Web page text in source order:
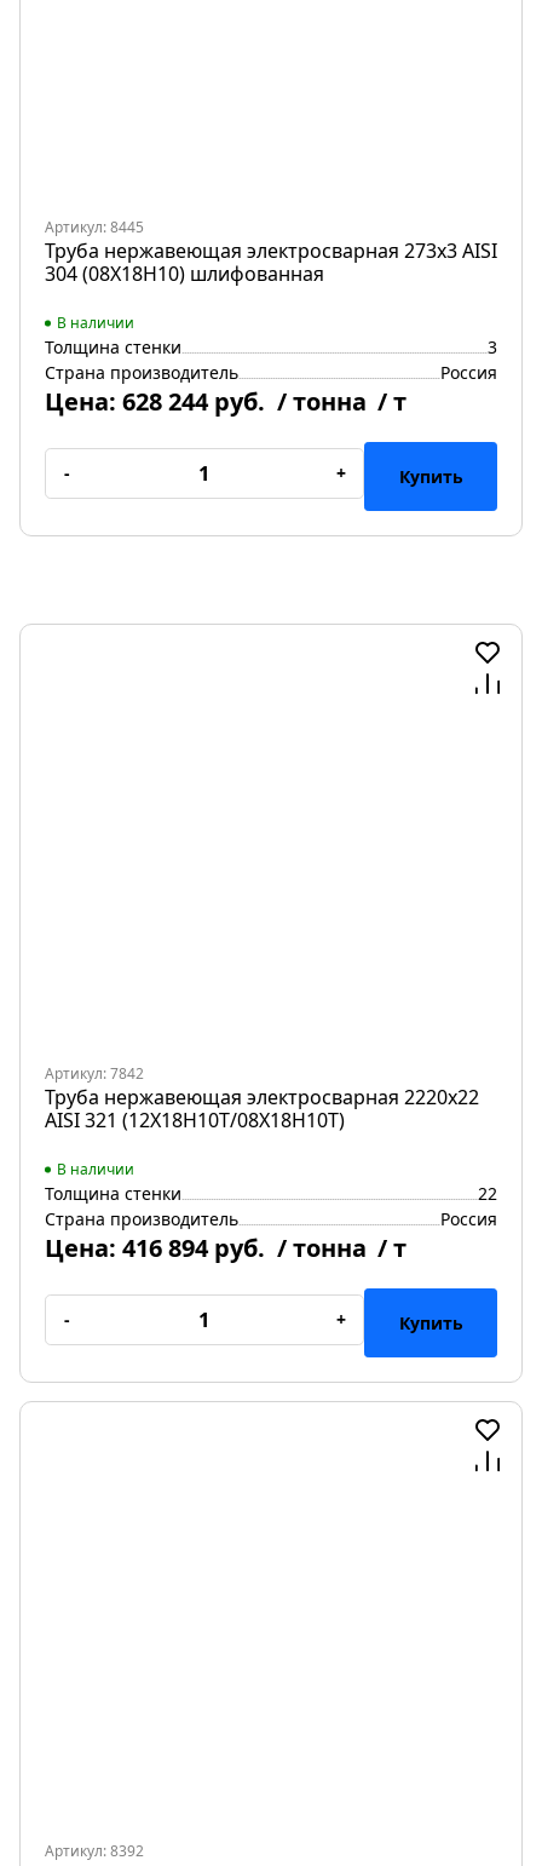
Артикул: 8445
Труба нержавеющая электросварная 273х3 AISI
304 (08Х18Н10) шлифованная
В наличии
Толщина стенки
3
Страна производитель
Россия
Цена: 628 244 руб. / тонна / т
- + Купить
Артикул: 7842
Труба нержавеющая электросварная 2220х22
AISI 321 (12Х18Н10Т/08Х18Н10Т)
В наличии
Толщина стенки
22
Страна производитель
Россия
Цена: 416 894 руб. / тонна / т
- + Купить
Артикул: 8392